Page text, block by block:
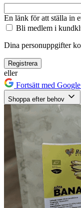
En länk för att ställa in
Bli medlem i
Dina personuppgifter
Registrera
eller
Fortsätt med Google
Shoppa efter behov